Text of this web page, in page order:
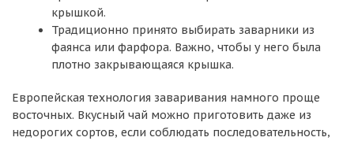
крышкой.
Традиционно принято выбирать заварники из
фаянса или фарфора. Важно, чтобы у него была
плотно закрывающаяся крышка.
Европейская технология заваривания намного проще
восточных. Вкусный чай можно приготовить даже из
недорогих сортов, если соблюдать последовательность,